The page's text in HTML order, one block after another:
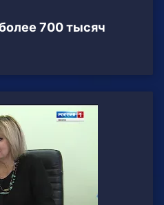
700 тысяч